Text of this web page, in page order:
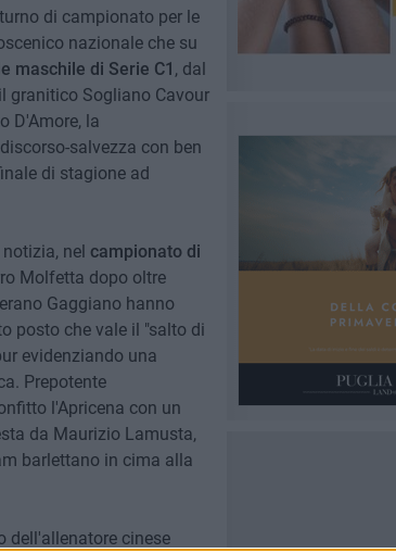
di campionato per le
nazionale che su
maschile di Serie C1 , dal
granitico Sogliano Cavour
D'Amore, la
salvezza con ben
di stagione ad
nel campionato di
Molfetta dopo oltre
Gaggiano hanno
posto che vale il "salto di
evidenziando una
Prepotente
l'Apricena con un
da Maurizio Lamusta,
barlettano in cima alla
dell'allenatore cinese